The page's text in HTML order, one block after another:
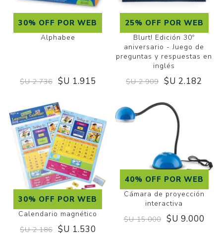
30% OFF POR WEB
Alphabee
$U 2.736 $U 1.915
25% OFF POR WEB
Blurt! Edición 30º
aniversario - Juego de
preguntas y respuestas en
inglés
$U 2.909 $U 2.182
30% OFF POR WEB
Calendario magnético
$U 2.186 $U 1.530
40% OFF POR WEB
Cámara de proyección
interactiva
$U 15.000 $U 9.000